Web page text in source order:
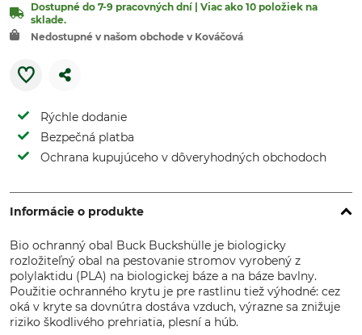
Dostupné do 7-9 pracovných dní | Viac ako 10 položiek na
sklade.
Nedostupné v našom obchode v Kováčová
Rýchle dodanie
Bezpečná platba
Ochrana kupujúceho v dôveryhodných obchodoch
Informácie o produkte
Bio ochranný obal Buck Buckshülle je biologicky
rozložiteľný obal na pestovanie stromov vyrobený z
polylaktidu (PLA) na biologickej báze a na báze bavlny.
Použitie ochranného krytu je pre rastlinu tiež výhodné: cez
oká v kryte sa dovnútra dostáva vzduch, výrazne sa znižuje
riziko škodlivého prehriatia, plesní a húb.